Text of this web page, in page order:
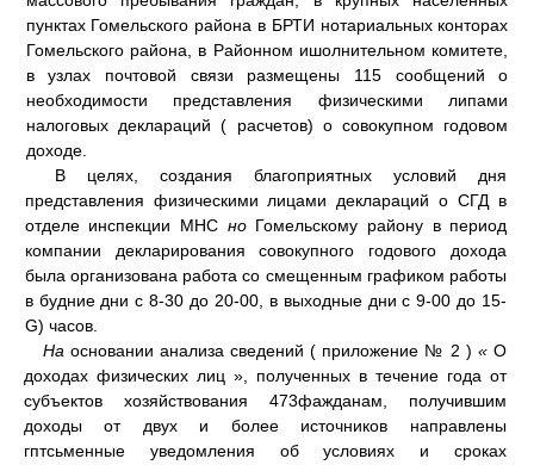
пунктах Гомельского района в БРТИ нотариальных конторах
Гомельского района, в Районном ишолнительном комитете,
в узлах почтовой связи размещены 115 сообщений о
необходимости представления физическими липами
налоговых деклараций ( расчетов) о совокупном годовом
доходе.
В целях, создания благоприятных условий дня
представления физическими лицами деклараций о СГД в
отделе инспекции МНС но Гомельскому району в период
компании декларирования совокупного годового дохода
была организована работа со смещенным графиком работы
в будние дни с 8-30 до 20-00, в выходные дни с 9-00 до 15-
G) часов.
Наосновании анализа сведений ( приложение № 2 ) « О
доходах физических лиц », полученных в течение года от
субъектов хозяйствования 473фажданам, получившим
доходы от двух и более источников направлены
гптсьменные уведомления об условиях и сроках